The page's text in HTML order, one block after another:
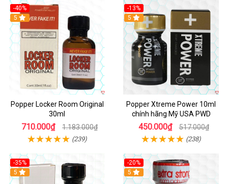
-40%
5
Popper Locker Room Original
30ml
710.000₫ 1.183.000₫
(239)
-13%
Hot
5
Popper Xtreme Power 10ml
chính hãng Mỹ USA PWD
450.000₫ 517.000₫
(238)
-35%
5
-20%
5